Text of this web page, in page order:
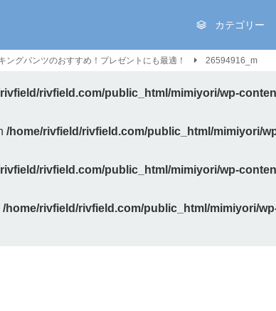
カテゴリー
グパンツのおすすめ！プレゼントにも最適！ 26594916_m
rivfield.com/public_html/mimiyori/wp-
/home/rivfield/rivfield.com/public_html/mimiyori/
rivfield.com/public_html/mimiyori/wp-
/home/rivfield/rivfield.com/public_html/mimiyori/